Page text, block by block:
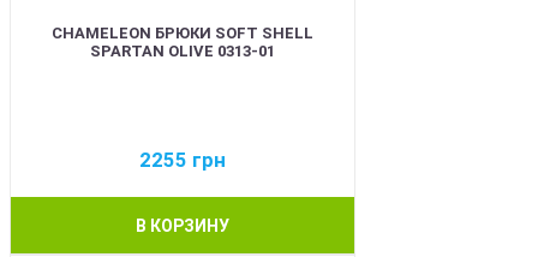
CHAMELEON БРЮКИ SOFT SHELL
SPARTAN OLIVE 0313-01
2255 грн
В КОРЗИНУ